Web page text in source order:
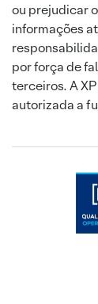
ou prejudicar
informações
por força de
terceiros. A
autorizada a